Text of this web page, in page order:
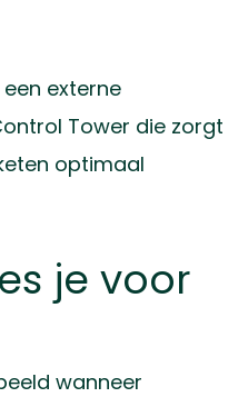
een externe
Tower die zorgt
optimaal
je voor
wanneer